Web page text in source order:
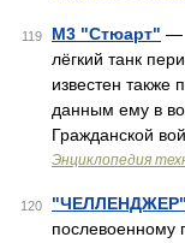
119 М3 "Стюарт" —
лёгкий танк
известен также
данным ему в
Гражданской
Энциклопедия
120 "ЧЕЛЛЕНДЖЕР"
послевоенному